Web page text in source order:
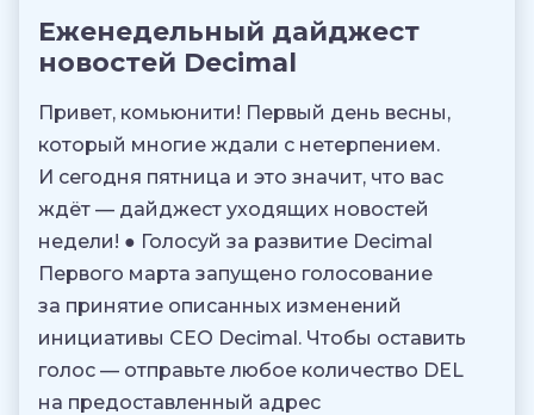
Еженедельный дайджест
новостей Decimal
Привет, комьюнити! Первый день весны,
который многие ждали с нетерпением.
И сегодня пятница и это значит, что вас
ждёт — дайджест уходящих новостей
недели! ● Голосуй за развитие Decimal
Первого марта запущено голосование
за принятие описанных изменений
инициативы CEO Decimal. Чтобы оставить
голос — отправьте любое количество DEL
на предоставленный адрес